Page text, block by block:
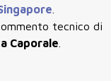
tecnico di
Caporale